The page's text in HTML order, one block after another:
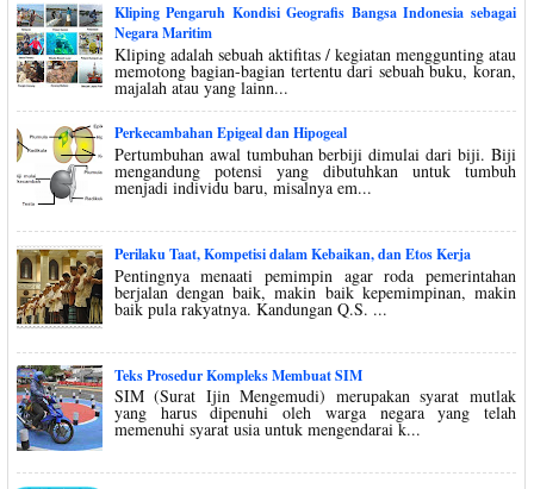
Kliping Pengaruh Kondisi Geografis Bangsa Indonesia sebagai
Negara Maritim
Kliping adalah sebuah aktifitas / kegiatan menggunting atau
memotong bagian-bagian tertentu dari sebuah buku, koran,
majalah atau yang lainn...
Perkecambahan Epigeal dan Hipogeal
Pertumbuhan awal tumbuhan berbiji dimulai dari biji. Biji
mengandung potensi yang dibutuhkan untuk tumbuh
menjadi individu baru, misalnya em...
Perilaku Taat, Kompetisi dalam Kebaikan, dan Etos Kerja
Pentingnya menaati pemimpin agar roda pemerintahan
berjalan dengan baik, makin baik kepemimpinan, makin
baik pula rakyatnya. Kandungan Q.S. ...
Teks Prosedur Kompleks Membuat SIM
SIM (Surat Ijin Mengemudi) merupakan syarat mutlak
yang harus dipenuhi oleh warga negara yang telah
memenuhi syarat usia untuk mengendarai k...